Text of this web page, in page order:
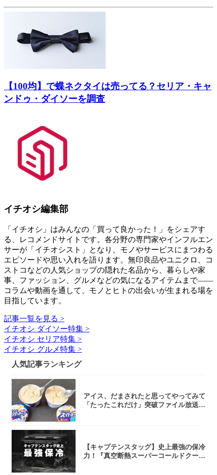
【100均】で蝶ネクタイは売ってる？セリア・キャ
ンドゥ・ダイソーを調査
イチオシ編集部
「イチオシ」はみんなの「買って良かった！」をシェアす
る、レコメンドサイトです。各分野の専門家やインフルエン
サーが「イチオシスト」となり、モノやサービスにまつわる
エピソードや思い入れを語ります。無印良品やユニクロ、コ
ストコなどの人気ショップの隠れた名品から、暮らしや家
事、ファッション、グルメなどの気になるアイテムまで――
コラムや動画を通して、モノとヒトの出会いが生まれる場を
目指しています。
記事一覧を見る >
イチオシ ダイソー特集 >
イチオシ セリア特集 >
イチオシ グルメ特集 >
人気記事ランキング
アイス、だまされたと思ってやってみて
「たったこれだけ」突破ファイル放送で
【キャプテンスタッグ】史上最強の保冷
力！『真空断熱スーパーコールドクーラ